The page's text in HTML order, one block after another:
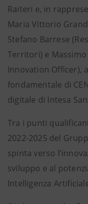
Raiteri e, in
Maria Vittorio
Stefano Barrese
Territori) e
Innovation Officer),
fondamentale di
digitale di Intesa
Tra i punti
2022-2025 del
spinta verso
sviluppo e al
Intelligenza